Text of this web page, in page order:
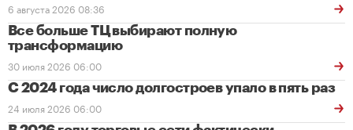
6 августа 2026 08:36
Все больше ТЦ выбирают полную
трансформацию
30 июля 2026 06:00
С 2024 года число долгостроев упало в пять раз
24 июля 2026 06:00